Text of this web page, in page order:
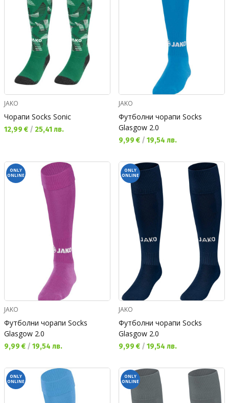
JAKO
Чорапи Socks Sonic
Текуща цена:
12,99 € / 25,41 лв.
JAKO
Футболни чорапи Socks
Glasgow 2.0
Текуща цена:
9,99 € / 19,54 лв.
ONLY
ONLINE
JAKO
Футболни чорапи Socks
Glasgow 2.0
Текуща цена:
9,99 € / 19,54 лв.
ONLY
ONLINE
JAKO
Футболни чорапи Socks
Glasgow 2.0
Текуща цена:
9,99 € / 19,54 лв.
ONLY
ONLINE
ONLY
ONLINE